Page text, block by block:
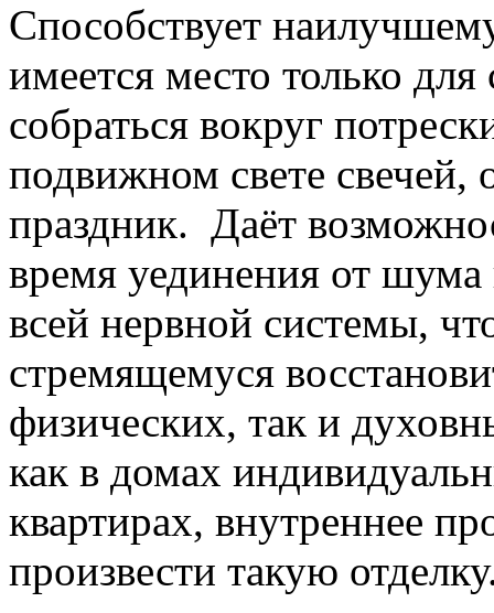
Способствует
имеется место только
собраться вокруг
подвижном свете свечей,
праздник. Даёт
время уединения от шума
всей нервной системы,
стремящемуся
физических, так и
как в домах
квартирах, внутреннее
произвести такую